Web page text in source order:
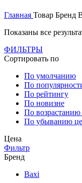
Главная Товар Бренд
Показаны все
ФИЛЬТРЫ
Сортировать по
По умолчанию
По
По рейтингу
По новизне
По
По убыванию
Цена
Фильтр
Бренд
Baxi